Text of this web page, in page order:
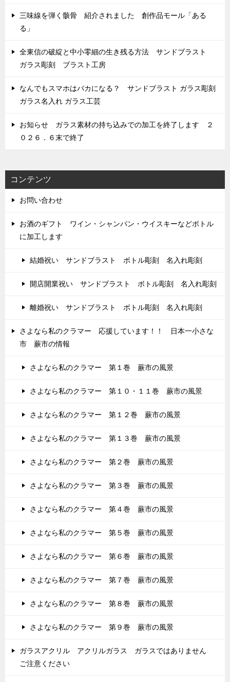
三味線を弾く骸骨 紹介されました 創作品モール「ある
る」
全東信の破綻と中小零細の生き残る方法 サンドブラスト
ガラス彫刻 ブラスト工房
なんでもスマホはバカになる？ サンドブラスト ガラス彫刻
ガラス名入れ ガラス工芸
お知らせ ガラス素材の持ち込みでの加工を終了します ２
０２６．６末で終了
コンテンツ
お問い合わせ
お酒のギフト ワイン・シャンパン・ウイスキーなどボトル
に加工します
結婚祝い サンドブラスト ボトル彫刻 名入れ彫刻
開店開業祝い サンドブラスト ボトル彫刻 名入れ彫刻
離婚祝い サンドブラスト ボトル彫刻 名入れ彫刻
さよなら私のクラマー 応援しています！！ 日本一小さな
市 蕨市の情報
さよなら私のクラマー 第１巻 蕨市の風景
さよなら私のクラマー 第１０・１１巻 蕨市の風景
さよなら私のクラマー 第１２巻 蕨市の風景
さよなら私のクラマー 第１３巻 蕨市の風景
さよなら私のクラマー 第２巻 蕨市の風景
さよなら私のクラマー 第３巻 蕨市の風景
さよなら私のクラマー 第４巻 蕨市の風景
さよなら私のクラマー 第５巻 蕨市の風景
さよなら私のクラマー 第６巻 蕨市の風景
さよなら私のクラマー 第７巻 蕨市の風景
さよなら私のクラマー 第８巻 蕨市の風景
さよなら私のクラマー 第９巻 蕨市の風景
ガラスアクリル アクリルガラス ガラスではありません
ご注意ください